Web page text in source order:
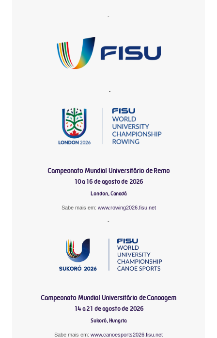
-
-
Campeonato Mundial Universitário de Remo
10 a 16 de agosto de 2026
London, Canadá
Sabe mais em: www.rowing2026.fisu.net
-
Campeonato Mundial Universitário de Canoagem
14 a 21 de agosto de 2026
Sukoró, Hungria
Sabe mais em: www.canoesports2026.fisu.net